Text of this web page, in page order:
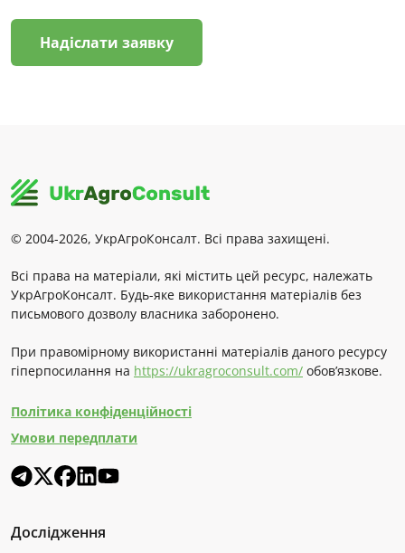
Надіслати заявку
© 2004-2026, УкрАгроКонсалт. Всі права захищені.
Всі права на матеріали, які містить цей ресурс, належать
УкрАгроКонсалт. Будь-яке використання матеріалів без
письмового дозволу власника заборонено.
При правомірному використанні матеріалів даного ресурсу
гіперпосилання на https://ukragroconsult.com/ обов’язкове.
Політика конфіденційності
Умови передплати
Дослідження